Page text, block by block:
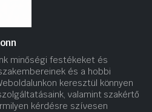
minőségi festékeket és
és a hobbi
keresztül könnyen
valamint szakértő
kérdésre szívesen